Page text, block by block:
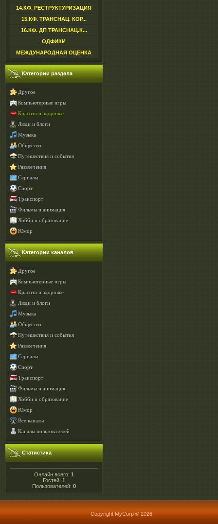
14.КФ. РЕСТРУКТУРИЗАЦИЯ
15.КФ. ТРАНСНАЦ. КОР...
16.КФ. ДП ТРАНСНАЦ.К...
ОДФИКИ
МЕЖДУНАРОДНАЯ ОЦЕНКА
Категории раздела
Другое
Компьютерные игры
Красота и здоровье
Люди и блоги
Музыка
Общество
Путешествия и события
Развлечения
Сериалы
Спорт
Транспорт
Фильмы и анимация
Хобби и образование
Юмор
Категории каналов
Другое
Компьютерные игры
Красота и здоровье
Люди и блоги
Музыка
Общество
Путешествия и события
Развлечения
Сериалы
Спорт
Транспорт
Фильмы и анимация
Хобби и образование
Юмор
Все каналы
Каналы пользователей
Статистика
Онлайн всего: 1
Гостей: 1
Пользователей: 0
Copyright MyCorp © 2026